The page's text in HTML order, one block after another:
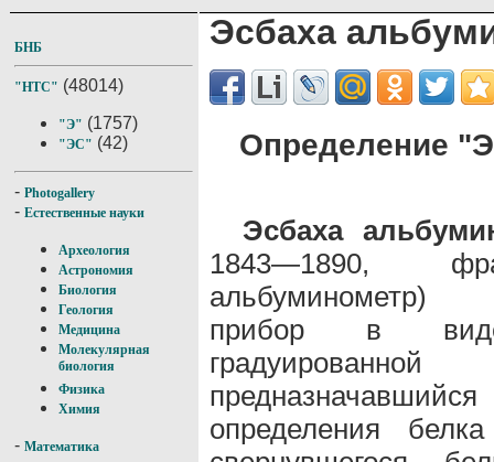
БНБ
"НТС" (48014)
"Э" (1757)
"ЭС" (42)
- Photogallery
- Естественные науки
Археология
Астрономия
Биология
Геология
Медицина
Молекулярная
биология
Физика
Химия
- Математика
Эсбаха
Определение
Эсбаха
1843—1890,
альбуминометр)
прибор в виде
определения